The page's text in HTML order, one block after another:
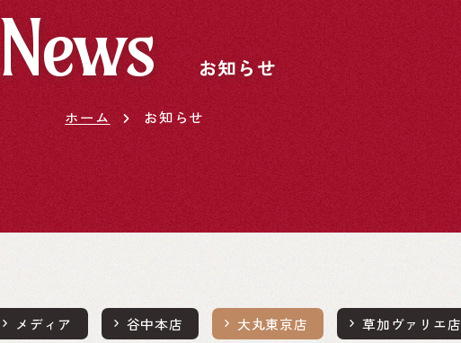
News お知らせ
ホーム お知らせ
メディア 谷中本店 大丸東京店 草加ヴァリエ店